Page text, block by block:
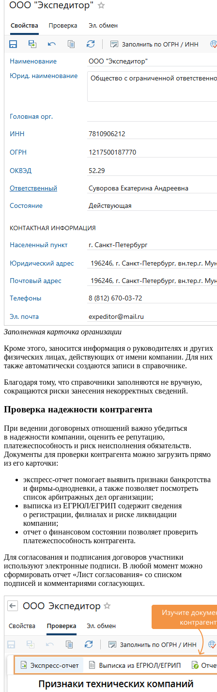
Заполненная карточка организации
Кроме этого, заносится информация о руководителях и других
физических лицах, действующих от имени компании. Для них
также автоматически создаются записи в справочнике.
Благодаря тому, что справочники заполняются не вручную,
сокращаются риски занесения некорректных сведений.
Проверка надежности контрагента
При ведении договорных отношений важно убедиться
в надежности компании, оценить ее репутацию,
платежеспособность и риск неисполнения обязательств.
Документы для проверки контрагента можно загрузить прямо
из его карточки:
экспресс-отчет помогает выявить признаки банкротства
и фирмы-однодневки, а также позволяет посмотреть
список арбитражных дел организации;
выписка из ЕГРЮЛ/ЕГРИП содержит сведения
о регистрации, филиалах и риске ликвидации
компании;
отчет о финансовом состоянии позволяет проверить
платежеспособность контрагента.
Для согласования и подписания договоров участники
используют электронные подписи. В любой момент можно
сформировать отчет «Лист согласования» со списком
подписей и комментариями согласующих.